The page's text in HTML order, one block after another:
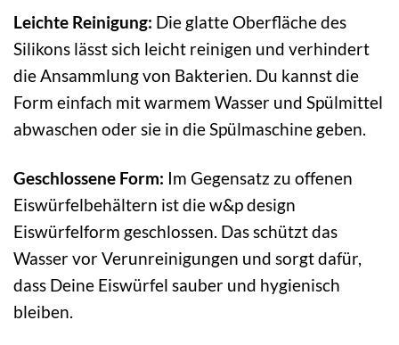
Leichte Reinigung: Die glatte Oberfläche des
Silikons lässt sich leicht reinigen und verhindert
die Ansammlung von Bakterien. Du kannst die
Form einfach mit warmem Wasser und Spülmittel
abwaschen oder sie in die Spülmaschine geben.
Geschlossene Form: Im Gegensatz zu offenen
Eiswürfelbehältern ist die w&p design
Eiswürfelform geschlossen. Das schützt das
Wasser vor Verunreinigungen und sorgt dafür,
dass Deine Eiswürfel sauber und hygienisch
bleiben.